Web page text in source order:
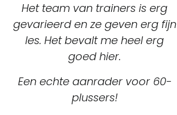
Het team van trainers is erg
gevarieerd en ze geven erg fijn
les. Het bevalt me heel erg
goed hier.
Een echte aanrader voor 60-
plussers!